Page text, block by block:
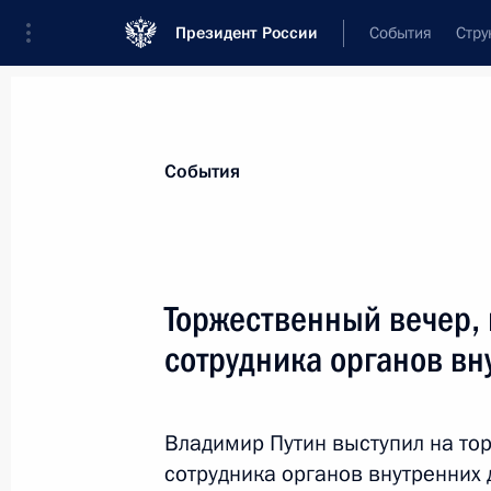
Президент России События
деятельности военной полиции
4 февраля 2014 года, 11:00
События
Торжественный
сотрудника органов
Владимир Путин выступил на
сотрудника органов внутренних